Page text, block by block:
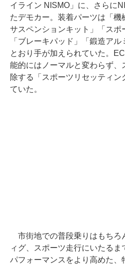
イライン NISMO」に、さらに
たデモカー。装着パーツは「
サスペンションキット」「スポ
「ブレーキパッド」「鍛造ア
とおり手が加えられていた。
能的にはノーマルと変わらず、
除する「スポーツリセッティ
ていた。
市街地での普段乗りはもちろ
ィグ、スポーツ走行にいたる
パフォーマンスをより高めた、